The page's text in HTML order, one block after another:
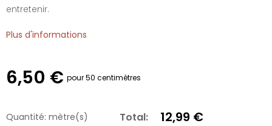
entretenir.
Plus d'informations
6,50 € pour 50 centimètres
Quantité: mètre(s) Total: 12,99 €